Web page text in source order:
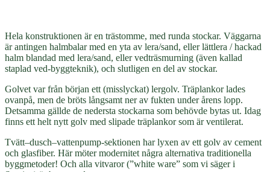
Hela konstruktionen är en trästomme, med runda stockar. Väggarna
är antingen halmbalar med en yta av lera/sand, eller lättlera / hackad
halm blandad med lera/sand, eller vedträsmurning (även kallad
staplad ved-byggteknik), och slutligen en del av stockar.
Golvet var från början ett (misslyckat) lergolv. Träplankor lades
ovanpå, men de bröts långsamt ner av fukten under årens lopp.
Detsamma gällde de nedersta stockarna som behövde bytas ut. Idag
finns ett helt nytt golv med slipade träplankor som är ventilerat.
Tvätt–dusch–vattenpump-sektionen har lyxen av ett golv av cement
och glasfiber. Här möter modernitet några alternativa traditionella
byggmetoder! Och alla vitvaror (”white ware” som vi säger i